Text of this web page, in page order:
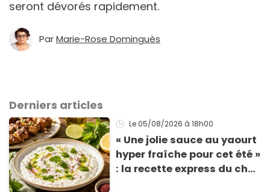
seront dévorés rapidement.
ParMarie-Rose Dominguès
Derniers articles
Le 05/08/2026 à 18h00
« Une jolie sauce au yaourt
hyper fraîche pour cet été »
: la recette express du chef